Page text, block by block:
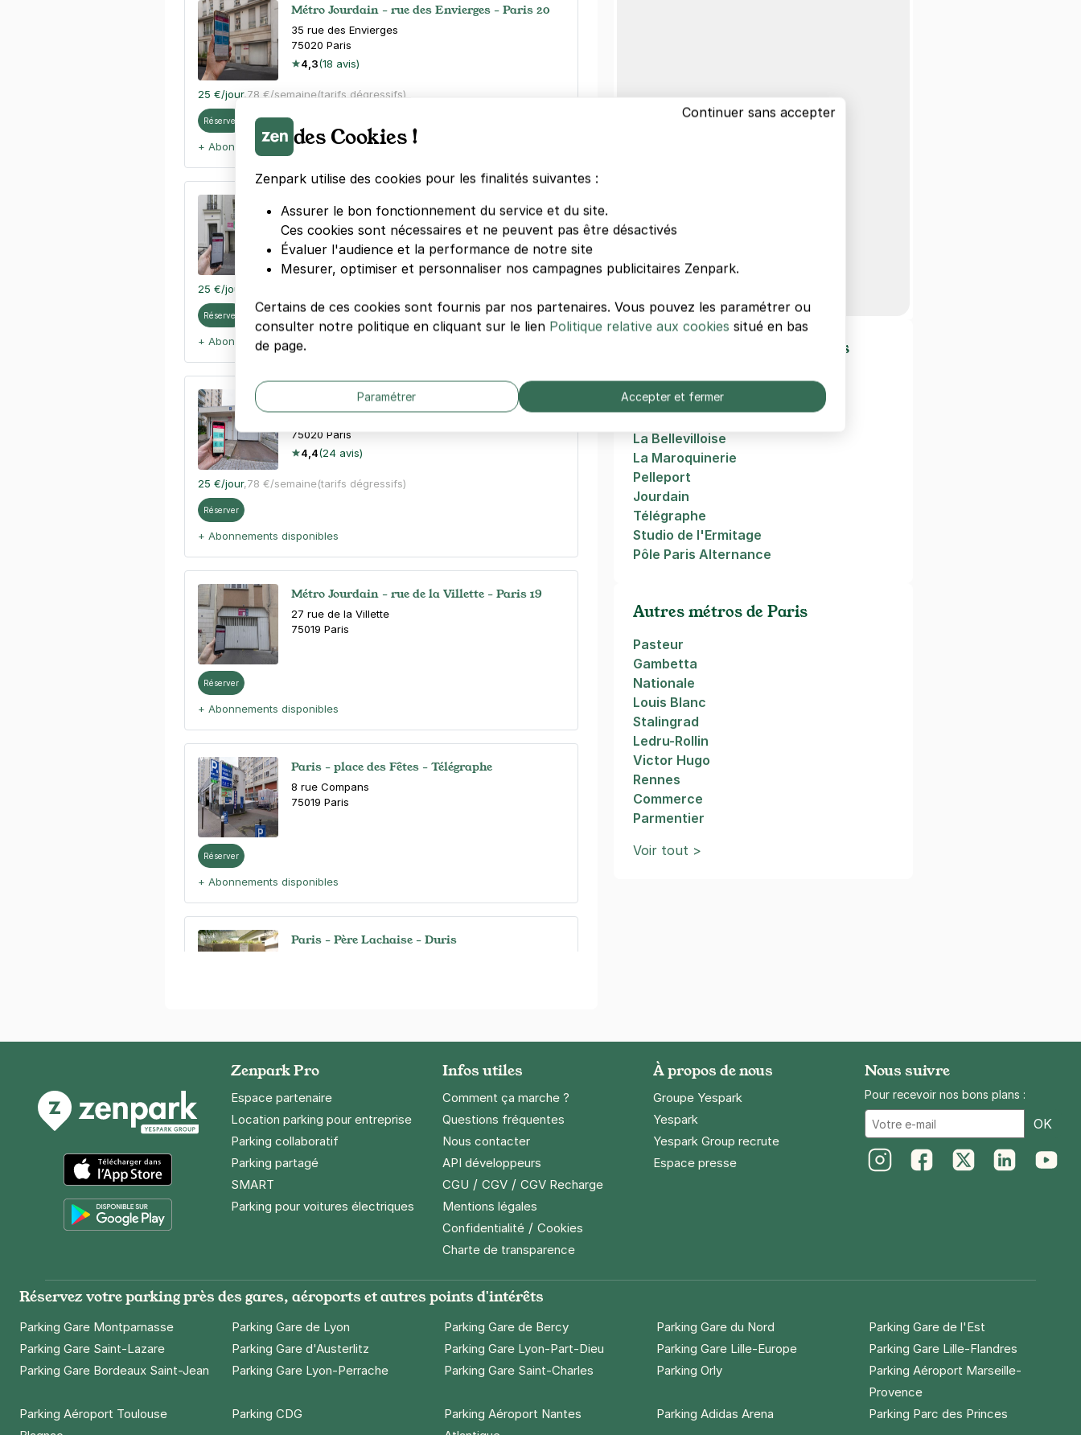
Métro Jourdain - rue des Envierges - Paris 20
35 rue des Envierges
75020 Paris
4,3(18 avis)
25 €/jour,78 €/semaine(tarifs dégressifs)
Réserver
+ Abonnements disponibles
Métro Pyrénées - 43 rue Piat - Paris 20
43 rue Piat
75020Paris
4,4(105 avis)
25 €/jour
Réserver
+ Abonnements disponibles
Henri Chevreau - Paris 20
75020 Paris
4,4(24 avis)
25 €/jour,78 €/semaine(tarifs dégressifs)
Réserver
+ Abonnements disponibles
Métro Jourdain - rue de la Villette - Paris 19
27 rue de la Villette
75019 Paris
Réserver
+ Abonnements disponibles
Paris - place des Fêtes - Télégraphe
8 rue Compans
75019 Paris
Réserver
+ Abonnements disponibles
Paris - Père Lachaise - Duris
+ Abonnements disponibles
Paris - Buttes-Chaumont - Belleville
75019
Paris - Père Lachaise - Ménilmontant
90 boulevard de Ménilmontant
75020
Paris
/heure,25 €/jour, (tarifs dégressifs)
Autre lieux d'intérêts à Paris
Parc de Belleville
Belleville
La Bellevilloise
La Maroquinerie
Pelleport
Jourdain
Télégraphe
Studio de l'Ermitage
Pôle Paris Alternance
Autres métros de Paris
Pasteur
Gambetta
Nationale
Louis Blanc
Stalingrad
Ledru-Rollin
Victor Hugo
Rennes
Commerce
Parmentier
Voir tout >
App Store
Zenpark Pro
Espace partenaire
Location parking pour entreprise
Parking collaboratif
Parking partagé
SMART
Parking pour voitures électriques
Infos utiles
Comment ça marche ?
Questions fréquentes
Nous contacter
API développeurs
CGU / CGV/ CGV Recharge
Mentions légales
Confidentialité/ Cookies
Charte de transparence
À propos de nous
Groupe Yespark
Yespark
Yespark Group recrute
Espace presse
Nous suivre
Pour recevoir nos bons plans :
OK
Réservez votre parking près des gares, aéroports et autres points d'intérêts
Parking Gare Montparnasse Parking Gare de Lyon Parking Gare de Bercy Parking Gare du Nord
Parking Gare de l'Est
Parking Gare Saint-Lazare
Parking Gare d'Austerlitz Parking Gare Lyon-Part-Dieu Parking Gare Lille-Europe
Parking Gare Lille-Flandres
Parking Gare Bordeaux Saint-Jean
Parking Gare Lyon-Perrache Parking Gare Saint-Charles Parking Orly
Parking Aéroport Marseille-
Provence
Parking Aéroport Toulouse
Parking CDG
Parking Aéroport Nantes
Parking Adidas Arena Parking Parc des Princes
Continuer sans accepter
des Cookies !
Zenpark utilise des cookies pour les finalités suivantes :
Assurer le bon fonctionnement du service et du site.
Ces cookies sont nécessaires et ne peuvent pas être désactivés
Évaluer l'audience et la performance de notre site
Mesurer, optimiser et personnaliser nos campagnes publicitaires Zenpark.
Certains de ces cookies sont fournis par nos partenaires. Vous pouvez les paramétrer ou
consulter notre politique en cliquant sur le lien Politique relative aux cookies situé en bas
de page.
Paramétrer Accepter et fermer